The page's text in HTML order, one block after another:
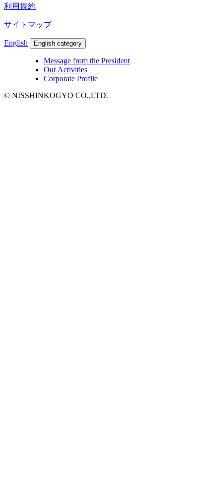
利用規約
サイトマップ
English English category
Message from the President
Our Activities
Corporate Profile
© NISSHINKOGYO CO.,LTD.